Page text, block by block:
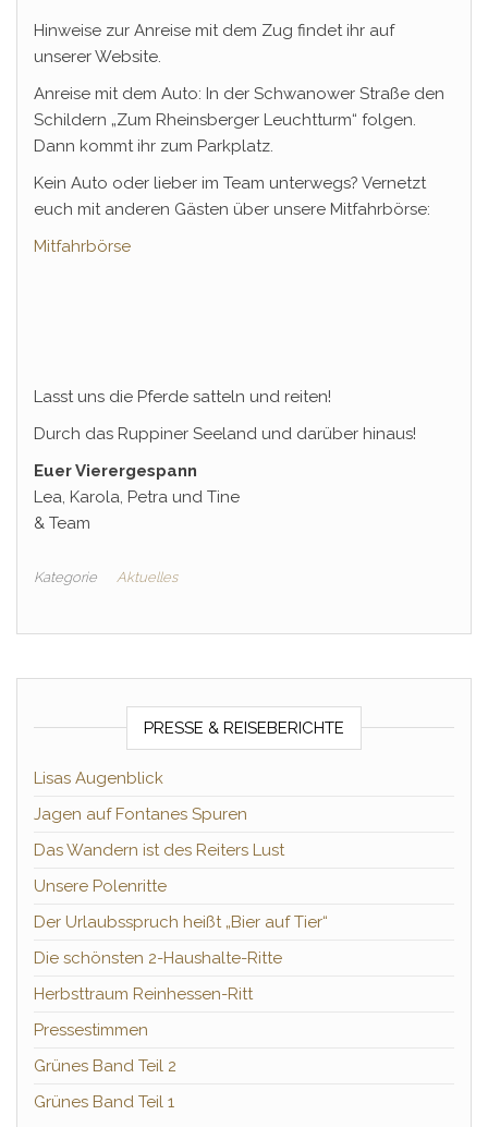
Hinweise zur Anreise mit dem Zug findet ihr auf
unserer Website.
Anreise mit dem Auto: In der Schwanower Straße den
Schildern „Zum Rheinsberger Leuchtturm“ folgen.
Dann kommt ihr zum Parkplatz.
Kein Auto oder lieber im Team unterwegs? Vernetzt
euch mit anderen Gästen über unsere Mitfahrbörse:
Mitfahrbörse
Lasst uns die Pferde satteln und reiten!
Durch das Ruppiner Seeland und darüber hinaus!
Euer Vierergespann
Lea, Karola, Petra und Tine
& Team
Kategorie Aktuelles
PRESSE & REISEBERICHTE
Lisas Augenblick
Jagen auf Fontanes Spuren
Das Wandern ist des Reiters Lust
Unsere Polenritte
Der Urlaubsspruch heißt „Bier auf Tier“
Die schönsten 2-Haushalte-Ritte
Herbsttraum Reinhessen-Ritt
Pressestimmen
Grünes Band Teil 2
Grünes Band Teil 1